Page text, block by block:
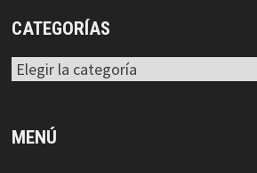
CATEGORÍAS
Categorías
MENÚ